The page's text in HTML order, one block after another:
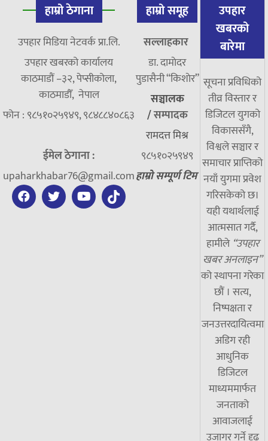
हाम्रो ठेगाना
उपहार मिडिया नेटवर्क प्रा.लि.
उपहार खबरको कार्यालय
काठमाडौं –३२, पेप्सीकोला,
काठमाडौँ, नेपाल
फोन : ९८५१०२५९४९, ९८४८८४०८६३
ईमेल ठेगाना :
upaharkhabar76@gmail.com
हाम्रो समूह
सल्लाहकार
डा. दामाेदर
पुडासैनी “किशाेर”
सञ्चालक
/सम्पादक
रामदत्त मिश्र
९८५१०२५९४९
हाम्रो सम्पूर्ण टिम
उपहार
खबरको
बारेमा
सूचना प्रविधिको
तीव्र विस्तार र
डिजिटल युगको
विकाससँगै,
विश्वले सञ्चार र
समाचार प्राप्तिको
नयाँ युगमा प्रवेश
गरिसकेको छ।
यही यथार्थलाई
आत्मसात गर्दै,
हामीले “उपहार
खबर अनलाइन”
को स्थापना गरेका
छौं । सत्य,
निष्पक्षता र
जनउत्तरदायित्वमा
अडिग रही
आधुनिक
डिजिटल
माध्यममार्फत
जनताको
आवाजलाई